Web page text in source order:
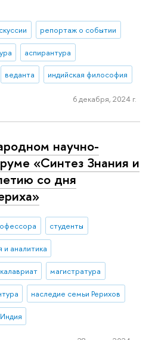
репортаж о событии
аспирантура
веданта индийская философия
6 декабря, 2024 г.
научно-
«Синтез Знания и
со дня
студенты
и аналитика
магистратура
наследие семьи Рерихов